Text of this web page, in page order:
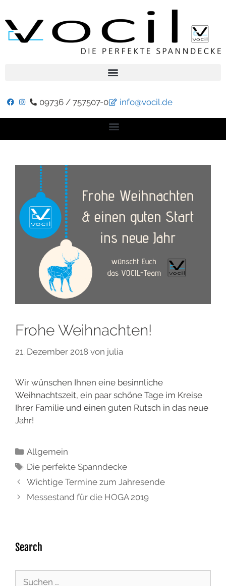
09736 / 757507-0 info@vocil.de
Frohe Weihnachten!
21. Dezember 2018 von julia
Wir wünschen Ihnen eine besinnliche
Weihnachtszeit, ein paar schöne Tage im Kreise
Ihrer Familie und einen guten Rutsch in das neue
Jahr!
Allgemein
Die perfekte Spanndecke
Wichtige Termine zum Jahresende
Messestand für die HOGA 2019
Search